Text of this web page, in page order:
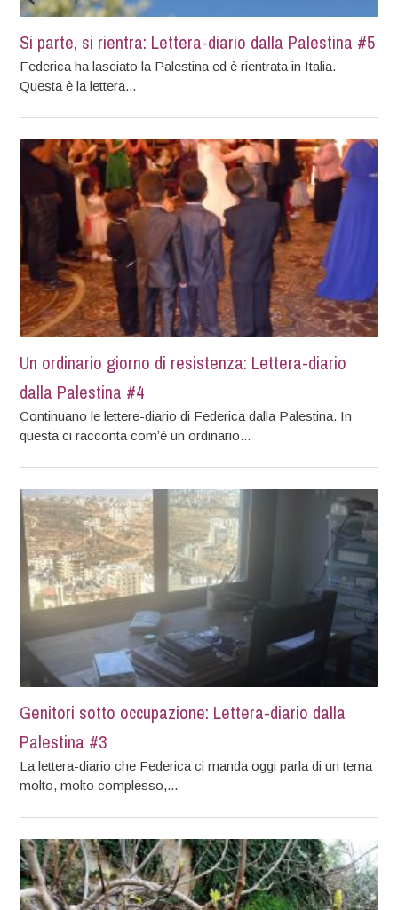
Si parte, si rientra: Lettera-diario dalla Palestina #5
Federica ha lasciato la Palestina ed è rientrata in Italia.
Questa è la lettera...
Un ordinario giorno di resistenza: Lettera-diario
dalla Palestina #4
Continuano le lettere-diario di Federica dalla Palestina. In
questa ci racconta com’è un ordinario...
Genitori sotto occupazione: Lettera-diario dalla
Palestina #3
La lettera-diario che Federica ci manda oggi parla di un tema
molto, molto complesso,...